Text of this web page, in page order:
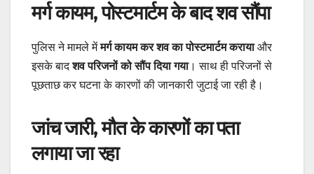
मर्ग कायम, पोस्टमार्टम के बाद शव सौंपा
पुलिस ने मामले मेंमर्ग कायम कर शव का पोस्टमार्टम करायाऔर
इसके बादशव परिजनों को सौंप दिया गया। साथ ही परिजनों से
पूछताछ कर घटना के कारणों की जानकारी जुटाई जा रही है।
जांच जारी, मौत के कारणों का पता
लगाया जा रहा